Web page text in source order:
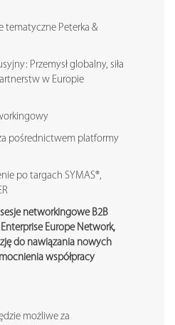
tematyczne Peterka &
Przemysł globalny, siła
w Europie
pośrednictwem platformy
po targach SYMAS®,
networkingowe B2B
Europe Network,
do nawiązania nowych
współpracy
możliwe za